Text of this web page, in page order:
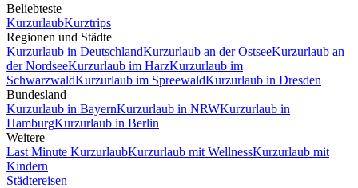
Beliebteste
KurzurlaubKurztrips
Regionen und Städte
Kurzurlaub in DeutschlandKurzurlaub an der OstseeKurzurlaub an
der NordseeKurzurlaub im HarzKurzurlaub im
SchwarzwaldKurzurlaub im SpreewaldKurzurlaub in Dresden
Bundesland
Kurzurlaub in BayernKurzurlaub in NRWKurzurlaub in
HamburgKurzurlaub in Berlin
Weitere
Last Minute KurzurlaubKurzurlaub mit WellnessKurzurlaub mit
Kindern
Städtereisen